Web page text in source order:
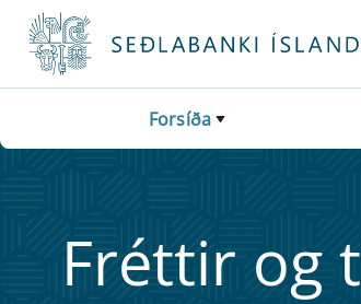
Fara beint í Meginmál
Forsíða
Frétt­ir og